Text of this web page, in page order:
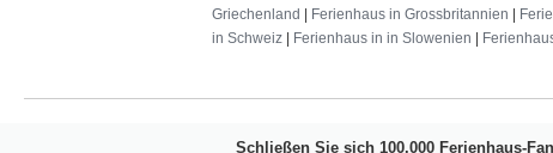
Griechenland | Ferienhaus in Grossbritannien |
in Schweiz | Ferienhaus in in Slowenien |
Schließen Sie sich 100.000 Ferienhaus-